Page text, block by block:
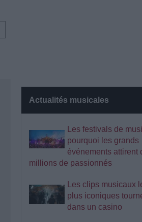
Actualités musicales
Les festivals de
pourquoi les grands
événements attirent
millions de passionnés
Les clips musicaux
plus iconiques
dans un casino